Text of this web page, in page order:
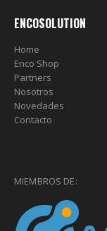
ENCOSOLUTION
Home
Enco Shop
Partners
Nosotros
Novedades
Contacto
MIEMBROS DE: